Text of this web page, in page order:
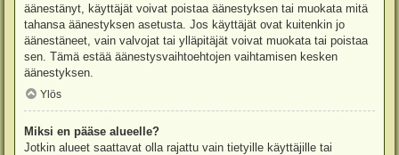
äänestänyt, käyttäjät voivat poistaa äänestyksen tai muokata mitä
tahansa äänestyksen asetusta. Jos käyttäjät ovat kuitenkin jo
äänestäneet, vain valvojat tai ylläpitäjät voivat muokata tai poistaa
sen. Tämä estää äänestysvaihtoehtojen vaihtamisen kesken
äänestyksen.
Ylös
Miksi en pääse alueelle?
Jotkin alueet saattavat olla rajattu vain tietyille käyttäjille tai